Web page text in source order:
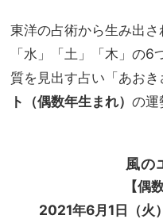
T
HO
な
東洋の占術から生み出さ
「水」「土」「木」の
質を見出す占い「あおき
ト（偶数年生まれ） の運
風の
【偶
2021年6月1日（火